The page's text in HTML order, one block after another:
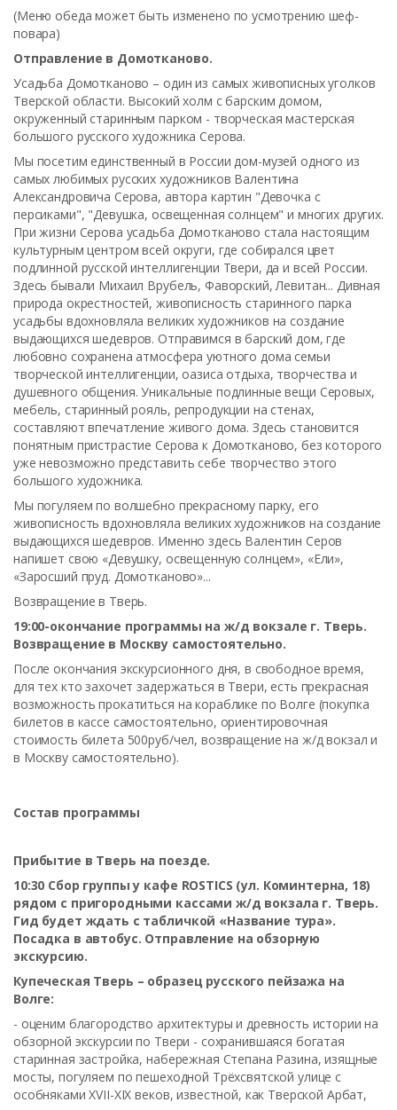
(Меню обеда может быть изменено по усмотрению шеф-
повара)
Отправление в Домотканово.
Усадьба Домотканово – один из самых живописных уголков
Тверской области. Высокий холм с барским домом,
окруженный старинным парком - творческая мастерская
большого русского художника Серова.
Мы посетим единственный в России дом-музей одного из
самых любимых русских художников Валентина
Александровича Серова, автора картин "Девочка с
персиками", "Девушка, освещенная солнцем" и многих других.
При жизни Серова усадьба Домотканово стала настоящим
культурным центром всей округи, где собирался цвет
подлинной русской интеллигенции Твери, да и всей России.
Здесь бывали Михаил Врубель, Фаворский, Левитан... Дивная
природа окрестностей, живописность старинного парка
усадьбы вдохновляла великих художников на создание
выдающихся шедевров. Отправимся в барский дом, где
любовно сохранена атмосфера уютного дома семьи
творческой интеллигенции, оазиса отдыха, творчества и
душевного общения. Уникальные подлинные вещи Серовых,
мебель, старинный рояль, репродукции на стенах,
составляют впечатление живого дома. Здесь становится
понятным пристрастие Серова к Домотканово, без которого
уже невозможно представить себе творчество этого
большого художника.
Мы погуляем по волшебно прекрасному парку, его
живописность вдохновляла великих художников на создание
выдающихся шедевров. Именно здесь Валентин Серов
напишет свою «Девушку, освещенную солнцем», «Ели»,
«Заросший пруд. Домотканово»...
Возвращение в Тверь.
19:00-окончание программы на ж/д вокзале г. Тверь.
Возвращение в Москву самостоятельно.
После окончания экскурсионного дня, в свободное время,
для тех кто захочет задержаться в Твери, есть прекрасная
возможность прокатиться на кораблике по Волге (покупка
билетов в кассе самостоятельно, ориентировочная
стоимость билета 500руб/чел, возвращение на ж/д вокзал и
в Москву самостоятельно).
Состав программы
Прибытие в Тверь на поезде.
10:30 Сбор группы у кафе ROSTICS (ул. Коминтерна, 18)
рядом с пригородными кассами ж/д вокзала г. Тверь.
Гид будет ждать с табличкой «Название тура».
Посадка в автобус. Отправление на обзорную
экскурсию.
Купеческая Тверь – образец русского пейзажа на
Волге:
- оценим благородство архитектуры и древность истории на
обзорной экскурсии по Твери - сохранившаяся богатая
старинная застройка, набережная Степана Разина, изящные
мосты, погуляем по пешеходной Трёхсвятской улице с
особняками XVII-XIX веков, известной, как Тверской Арбат,